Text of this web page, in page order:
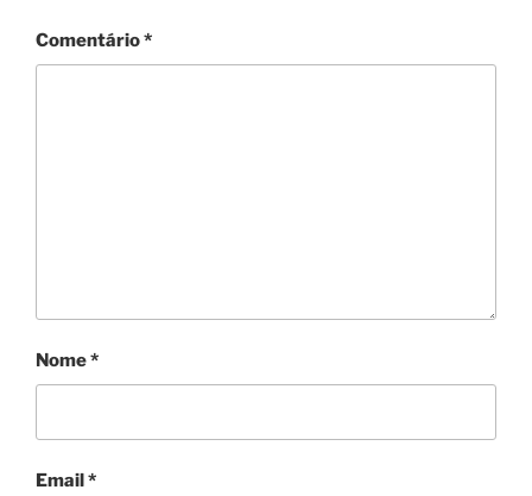
Comentário*
Nome*
Email*